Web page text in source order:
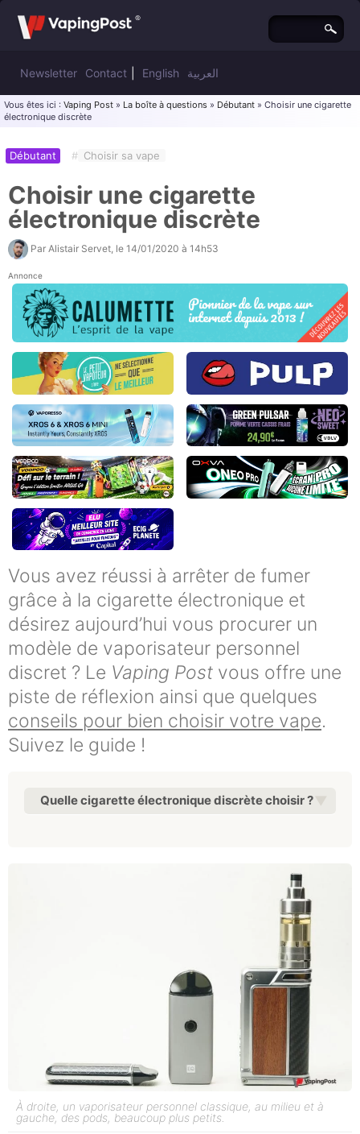
Newsletter Contact English العربية
Vous êtes ici : Vaping Post » La boîte à questions » Débutant » Choisir une cigarette
électronique discrète
Débutant # Choisir sa vape
Choisir une cigarette
électronique discrète
Par Alistair Servet , le 14/01/2020 à 14h53
Annonce
Vous avez réussi à arrêter de fumer
grâce à la cigarette électronique et
désirez aujourd’hui vous procurer un
modèle de vaporisateur personnel
discret ? Le Vaping Post vous offre une
piste de réflexion ainsi que quelques
conseils pour bien choisir votre vape.
Suivez le guide !
Quelle cigarette électronique discrète choisir ?
À droite, un vaporisateur personnel classique, au milieu et à
gauche, des pods, beaucoup plus petits.